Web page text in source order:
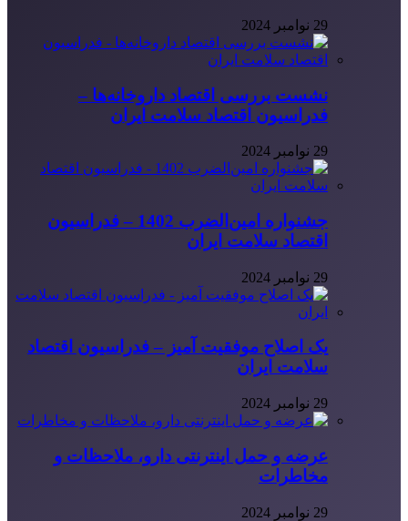
29 نوامبر 2024
نشست بررسی اقتصاد داروخانه‌ها –
فدراسیون اقتصاد سلامت ایران
29 نوامبر 2024
جشنواره امین‌الضرب 1402 – فدراسیون
اقتصاد سلامت ایران
29 نوامبر 2024
یک اصلاح موفقیت آمیز – فدراسیون اقتصاد
سلامت ایران
29 نوامبر 2024
عرضه و حمل اینترنتی دارو، ملاحظات و
مخاطرات
29 نوامبر 2024